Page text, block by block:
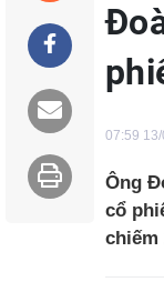
07:59
Ông
cổ
chiếm